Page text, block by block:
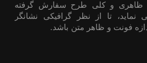
ظاهری و کلی طرح سفارش گرفته
تا از نظر گرافیکی نشانگر
فونت و ظاهر متن باشد.